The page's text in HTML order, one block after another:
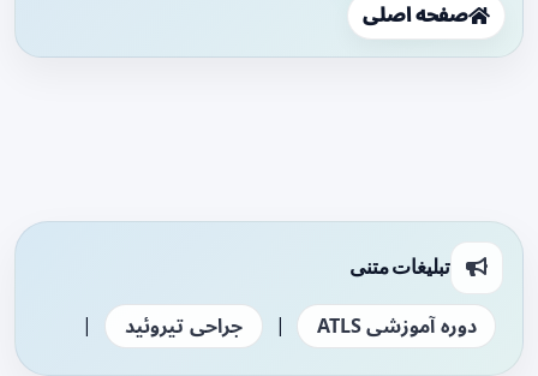
صفحه اصلی
تبلیغات متنی
دوره آموزشی ATLS | جراحی تیروئید |